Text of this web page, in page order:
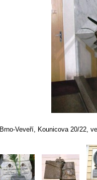
Brno-Veveří, Kounicova 20/22,